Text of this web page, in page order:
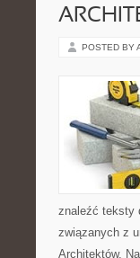
POSTED BY
znaleźć teksty
związanych z
Architektów.